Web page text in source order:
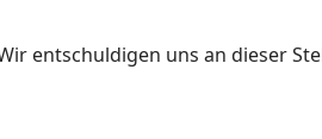
entschuldigen uns an dieser